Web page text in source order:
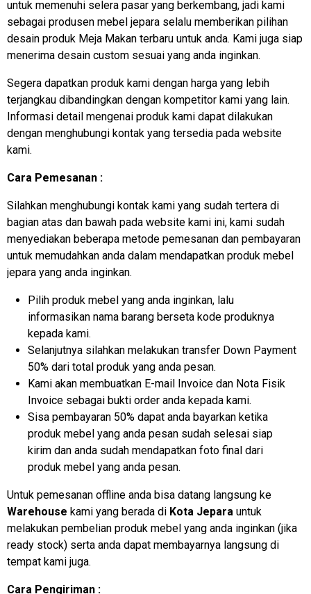
untuk memenuhi selera pasar yang berkembang, jadi kami
sebagai produsen mebel jepara selalu memberikan pilihan
desain produk Meja Makan terbaru untuk anda. Kami juga siap
menerima desain custom sesuai yang anda inginkan.
Segera dapatkan produk kami dengan harga yang lebih
terjangkau dibandingkan dengan kompetitor kami yang lain.
Informasi detail mengenai produk kami dapat dilakukan
dengan menghubungi kontak yang tersedia pada website
kami.
Cara Pemesanan :
Silahkan menghubungi kontak kami yang sudah tertera di
bagian atas dan bawah pada website kami ini, kami sudah
menyediakan beberapa metode pemesanan dan pembayaran
untuk memudahkan anda dalam mendapatkan produk mebel
jepara yang anda inginkan.
Pilih produk mebel yang anda inginkan, lalu
informasikan nama barang berseta kode produknya
kepada kami.
Selanjutnya silahkan melakukan transfer Down Payment
50% dari total produk yang anda pesan.
Kami akan membuatkan E-mail Invoice dan Nota Fisik
Invoice sebagai bukti order anda kepada kami.
Sisa pembayaran 50% dapat anda bayarkan ketika
produk mebel yang anda pesan sudah selesai siap
kirim dan anda sudah mendapatkan foto final dari
produk mebel yang anda pesan.
Untuk pemesanan offline anda bisa datang langsung ke
Warehouse kami yang berada di Kota Jepara untuk
melakukan pembelian produk mebel yang anda inginkan (jika
ready stock) serta anda dapat membayarnya langsung di
tempat kami juga.
Cara Pengiriman :